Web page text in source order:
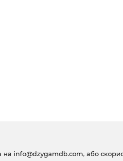
на info@dzygamdb.com, або